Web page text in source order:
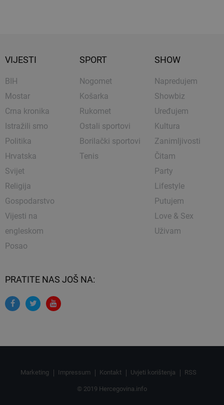
VIJESTI
BIH
Mostar
Crna kronika
Istražili smo
Politika
Hrvatska
Svijet
Religija
Gospodarstvo
Vijesti na
engleskom
Posao
SPORT
Nogomet
Košarka
Rukomet
Ostali sportovi
Borilački sportovi
Tenis
SHOW
Napredujem
Showbiz
Uređujem
Kultura
Zanimljivosti
Čitam
Party
Lifestyle
Putujem
Love & Sex
Uživam
PRATITE NAS JOŠ NA:
Marketing Impressum Kontakt Uvjeti korištenja RSS
© 2019 Hercegovina.info